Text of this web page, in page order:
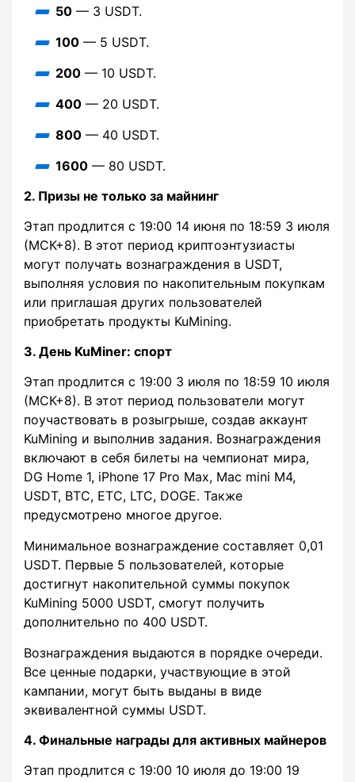
50 — 3 USDT.
100 — 5 USDT.
200 — 10 USDT.
400 — 20 USDT.
800 — 40 USDT.
1600 — 80 USDT.
2. Призы не только за майнинг
Этап продлится с 19:00 14 июня по 18:59 3 июля
(МСК+8). В этот период криптоэнтузиасты
могут получать вознаграждения в USDT,
выполняя условия по накопительным покупкам
или приглашая других пользователей
приобретать продукты KuMining.
3. День KuMiner: спорт
Этап продлится с 19:00 3 июля по 18:59 10 июля
(МСК+8). В этот период пользователи могут
поучаствовать в розыгрыше, создав аккаунт
KuMining и выполнив задания. Вознаграждения
включают в себя билеты на чемпионат мира,
DG Home 1, iPhone 17 Pro Max, Mac mini M4,
USDT, BTC, ETC, LTC, DOGE. Также
предусмотрено многое другое.
Минимальное вознаграждение составляет 0,01
USDT. Первые 5 пользователей, которые
достигнут накопительной суммы покупок
KuMining 5000 USDT, смогут получить
дополнительно по 400 USDT.
Вознаграждения выдаются в порядке очереди.
Все ценные подарки, участвующие в этой
кампании, могут быть выданы в виде
эквивалентной суммы USDT.
4. Финальные награды для активных майнеров
Этап продлится с 19:00 10 июля до 19:00 19